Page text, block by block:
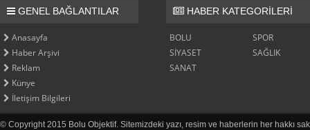
GENEL BAĞLANTILAR
Anasayfa
Haber Arşivi
Reklam
Künye
İletişim Bilgileri
HABER KATEGORİLERİ
BOLU
SPOR
SİYASET
SAĞLIK
SANAT
© Copyright 2015 Bolu Objektif. Sitemizdeki yazı, resim ve haberlerin her hakkı